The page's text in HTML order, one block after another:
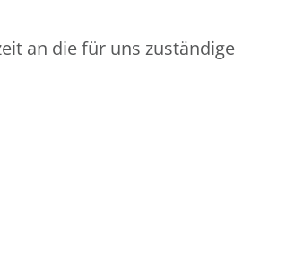
an die für uns zuständige